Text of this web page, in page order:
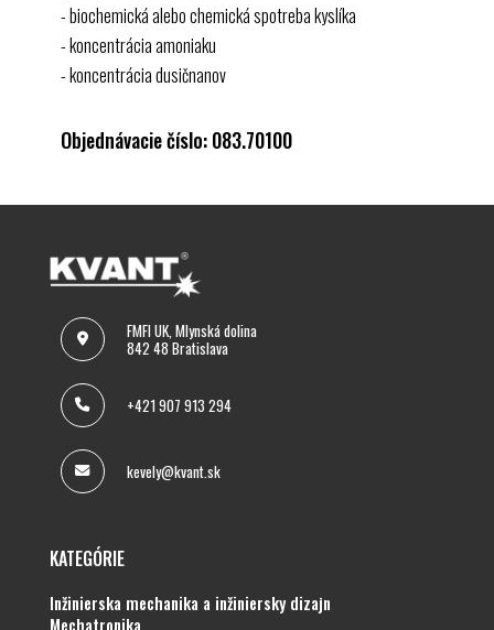
- biochemická alebo chemická spotreba kyslíka
- koncentrácia amoniaku
- koncentrácia dusičnanov
Objednávacie číslo: 083.70100
FMFI UK, Mlynská dolina
842 48 Bratislava
+421 907 913 294
kevely@kvant.sk
KATEGÓRIE
inžinierska mechanika a inžiniersky dizajn
mechatronika